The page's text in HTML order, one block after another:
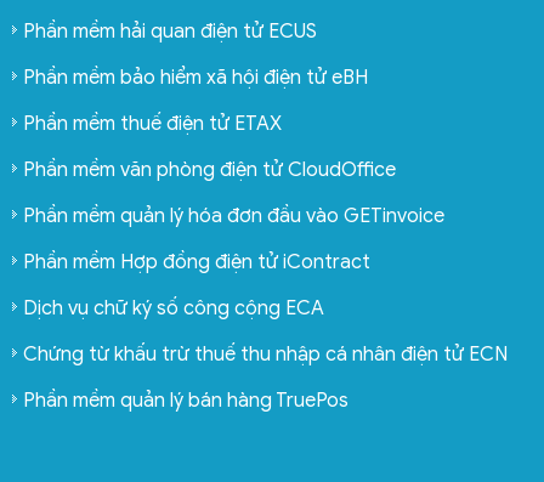
Phần mềm hải quan điện tử ECUS
Phần mềm bảo hiểm xã hội điện tử eBH
Phần mềm thuế điện tử ETAX
Phần mềm văn phòng điện tử CloudOffice
Phần mềm quản lý hóa đơn đầu vào GETinvoice
Phần mềm Hợp đồng điện tử iContract
Dịch vụ chữ ký số công cộng ECA
Chứng từ khấu trừ thuế thu nhập cá nhân điện tử ECN
Phần mềm quản lý bán hàng TruePos